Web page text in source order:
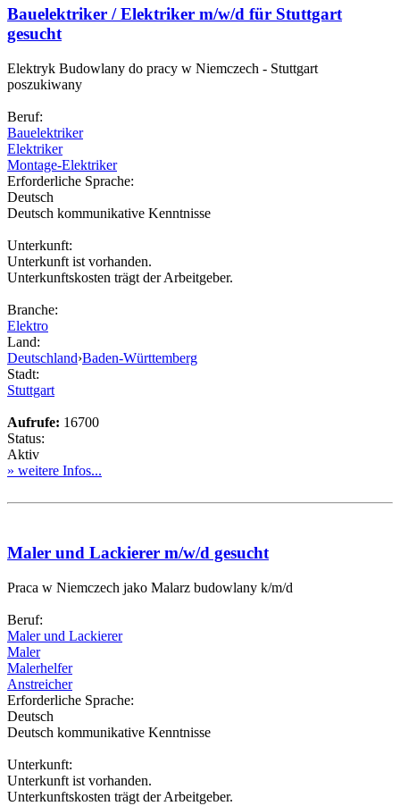
Bauelektriker / Elektriker m/w/d für Stuttgart
gesucht
Elektryk Budowlany do pracy w Niemczech - Stuttgart
poszukiwany
Beruf:
Bauelektriker
Elektriker
Montage-Elektriker
Erforderliche Sprache:
Deutsch
Deutsch kommunikative Kenntnisse
Unterkunft:
Unterkunft ist vorhanden.
Unterkunftskosten trägt der Arbeitgeber.
Branche:
Elektro
Land:
Deutschland›Baden-Württemberg
Stadt:
Stuttgart
Aufrufe: 16700
Status:
Aktiv
» weitere Infos...
Maler und Lackierer m/w/d gesucht
Praca w Niemczech jako Malarz budowlany k/m/d
Beruf:
Maler und Lackierer
Maler
Malerhelfer
Anstreicher
Erforderliche Sprache:
Deutsch
Deutsch kommunikative Kenntnisse
Unterkunft:
Unterkunft ist vorhanden.
Unterkunftskosten trägt der Arbeitgeber.